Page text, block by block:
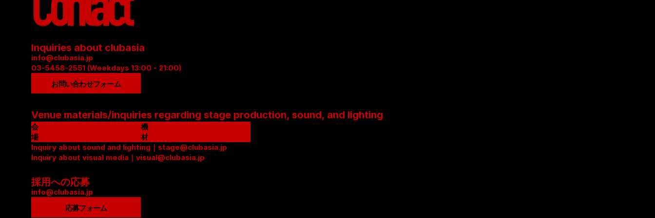
Contact
Inquiries about clubasia
info@clubasia.jp
03-5458-2551 (Weekdays 13:00 - 21:00)
お問い合わせフォーム
Venue materials/inquiries regarding stage production, sound, and lighting
会
場
資
料
P
D
F
機
材
リ
ス
Inquiry about sound and lighting｜stage@clubasia.jp
Inquiry about visual media｜visual@clubasia.jp
採用への応募
info@clubasia.jp
応募フォーム